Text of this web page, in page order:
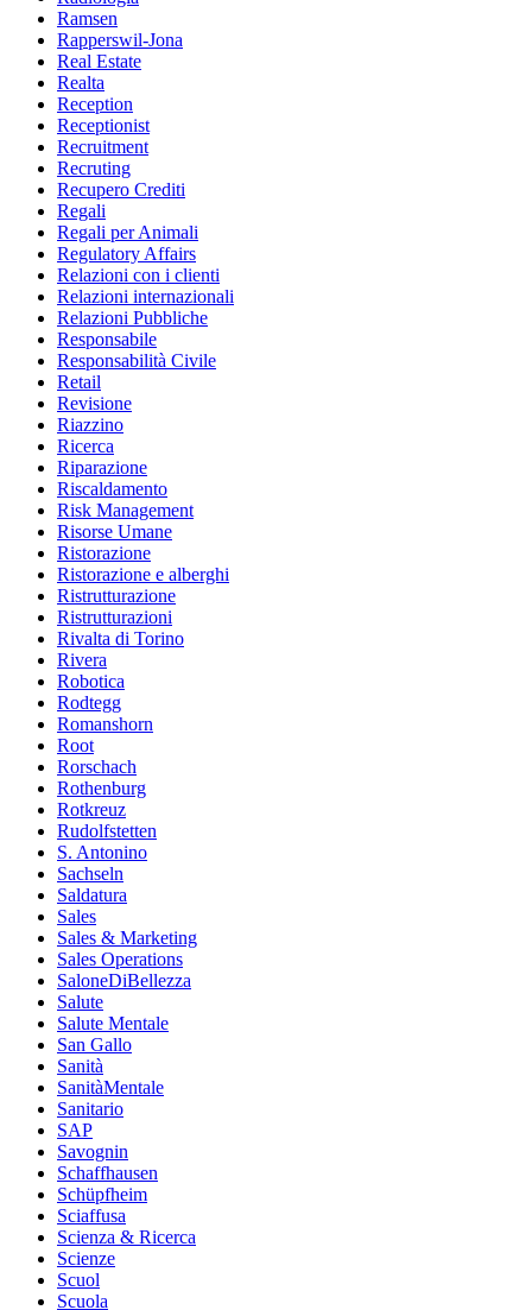
Ramsen
Rapperswil-Jona
Real Estate
Realta
Reception
Receptionist
Recruitment
Recruting
Recupero Crediti
Regali
Regali per Animali
Regulatory Affairs
Relazioni con i clienti
Relazioni internazionali
Relazioni Pubbliche
Responsabile
Responsabilità Civile
Retail
Revisione
Riazzino
Ricerca
Riparazione
Riscaldamento
Risk Management
Risorse Umane
Ristorazione
Ristorazione e alberghi
Ristrutturazione
Ristrutturazioni
Rivalta di Torino
Rivera
Robotica
Rodtegg
Romanshorn
Root
Rorschach
Rothenburg
Rotkreuz
Rudolfstetten
S. Antonino
Sachseln
Saldatura
Sales
Sales & Marketing
Sales Operations
SaloneDiBellezza
Salute
Salute Mentale
San Gallo
Sanità
SanitàMentale
Sanitario
SAP
Savognin
Schaffhausen
Schüpfheim
Sciaffusa
Scienza & Ricerca
Scienze
Scuol
Scuola